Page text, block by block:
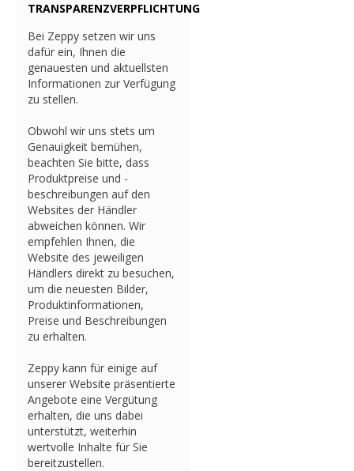
TRANSPARENZVERPFLICHTUNG
Bei Zeppy setzen wir uns
dafür ein, Ihnen die
genauesten und aktuellsten
Informationen zur Verfügung
zu stellen.
Obwohl wir uns stets um
Genauigkeit bemühen,
beachten Sie bitte, dass
Produktpreise und -
beschreibungen auf den
Websites der Händler
abweichen können. Wir
empfehlen Ihnen, die
Website des jeweiligen
Händlers direkt zu besuchen,
um die neuesten Bilder,
Produktinformationen,
Preise und Beschreibungen
zu erhalten.
Zeppy kann für einige auf
unserer Website präsentierte
Angebote eine Vergütung
erhalten, die uns dabei
unterstützt, weiterhin
wertvolle Inhalte für Sie
bereitzustellen.